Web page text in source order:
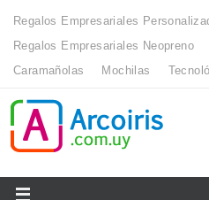
Regalos Empresariales
Regalos Empresariales Neopreno
Caramañolas
Mochilas